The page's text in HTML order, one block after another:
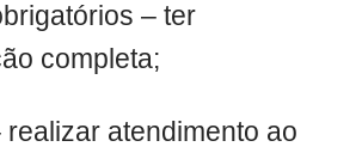
– ter
completa;
atendimento ao